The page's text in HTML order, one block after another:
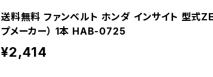
送料無料 ファンベルト ホンダ インサイト 型式
プメーカー） 1本 HAB-0725
¥2,414